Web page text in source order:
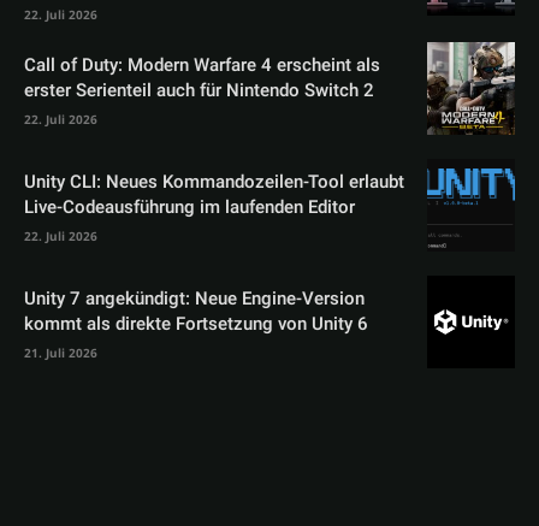
22. Juli 2026
Call of Duty: Modern Warfare 4 erscheint als
erster Serienteil auch für Nintendo Switch 2
22. Juli 2026
Unity CLI: Neues Kommandozeilen-Tool erlaubt
Live-Codeausführung im laufenden Editor
22. Juli 2026
Unity 7 angekündigt: Neue Engine-Version
kommt als direkte Fortsetzung von Unity 6
21. Juli 2026